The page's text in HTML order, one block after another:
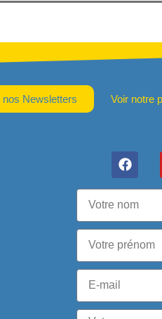
Newsletters Voir notre